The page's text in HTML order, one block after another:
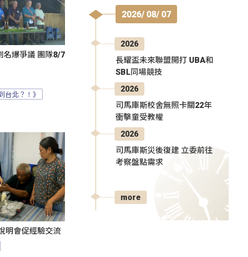
名爆爭議 團隊8/7
台北？！》
明會促經驗交流
2026/ 08/ 07
2026
長耀盃未來聯盟開打 UBA和
SBL同場競技
2026
司馬庫斯校舍無照卡關22年
衝擊童受教權
2026
司馬庫斯災後復建 立委前往
考察盤點需求
more